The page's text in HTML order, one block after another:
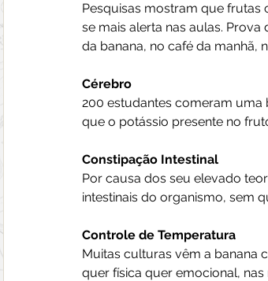
Pesquisas mostram que
se mais alerta nas aulas.
da banana, no café da manhã,
Cérebro
200 estudantes comeram
que o potássio presente no
Constipação Intestinal
Por causa dos seu elevado
intestinais do organismo, sem
Controle de Temperatura
Muitas culturas vêm a banana
quer física quer emocional,